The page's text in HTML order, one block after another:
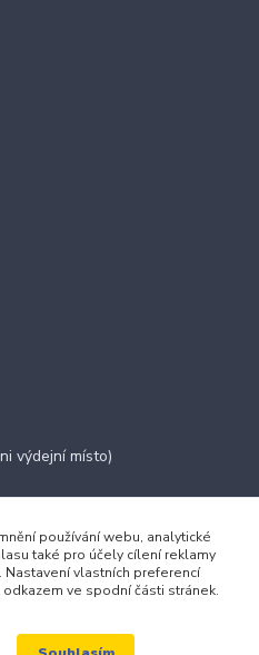
výdejní místo)
používání webu, analytické
také pro účely cílení reklamy
vlastních preferencí
ve spodní části stránek.